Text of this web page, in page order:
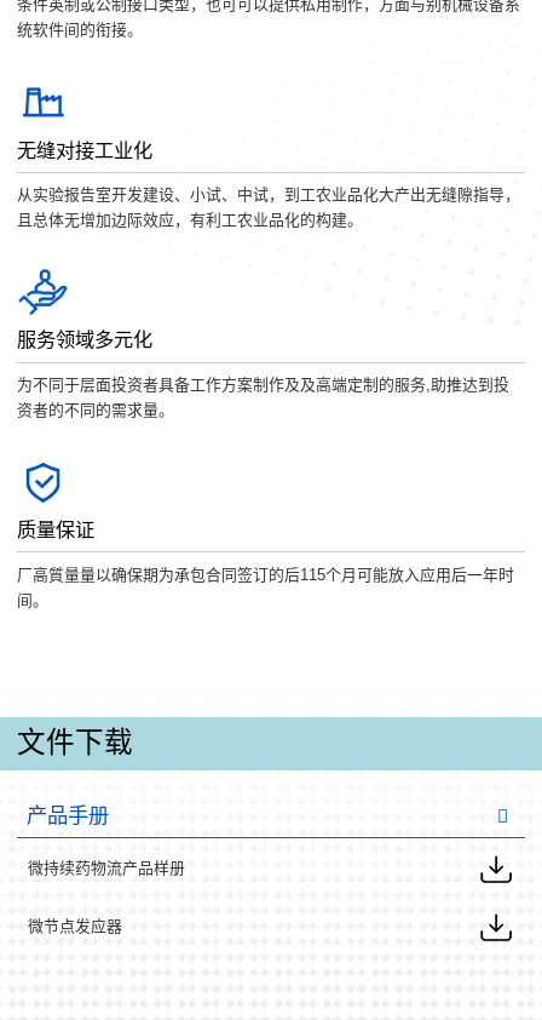
条件英制或公制接口类型，也可可以提供私用制作，方面与别机械设备系
统软件间的衔接。
无缝对接工业化
从实验报告室开发建设、小试、中试，到工农业品化大产出无缝隙指导，
且总体无增加边际效应，有利工农业品化的构建。
服务领域多元化
为不同于层面投资者具备工作方案制作及及高端定制的服务,助推达到投
资者的不同的需求量。
质量保证
厂高質量量以确保期为承包合同签订的后115个月可能放入应用后一年时
间。
文件下载
产品手册
微持续药物流产品样册
微节点发应器